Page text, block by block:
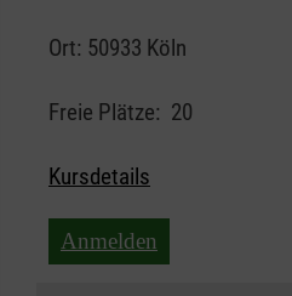
Ort: 50933 Köln
Freie Plätze: 20
Kursdetails
Anmelden